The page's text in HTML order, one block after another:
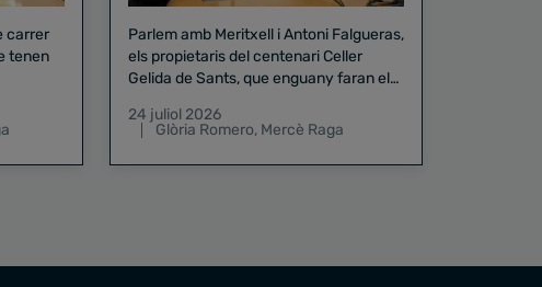
carrer
tenen
Parlem amb Meritxell i Antoni Falgueras,
els propietaris del centenari Celler
Gelida de Sants, que enguany faran el
24 juliol 2026
Glòria Romero, Mercè Raga